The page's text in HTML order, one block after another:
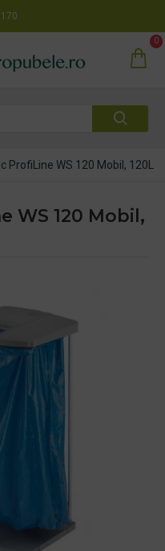
0
ProfiLine WS 120 Mobil, 120L
WS 120 Mobil,